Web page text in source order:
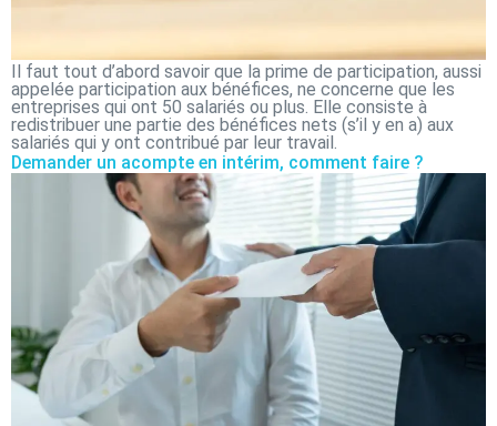
Il faut tout d’abord savoir que la prime de participation, aussi
appelée participation aux bénéfices, ne concerne que les
entreprises qui ont 50 salariés ou plus. Elle consiste à
redistribuer une partie des bénéfices nets (s’il y en a) aux
salariés qui y ont contribué par leur travail.
Demander un acompte en intérim, comment faire ?